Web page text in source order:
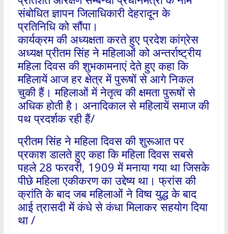
संबोधित ज्ञापन जिलाधिकारी देहरादून के
प्रतिनिधि को सौंपा।
कार्यक्रम की अध्यक्षता करते हुए प्रदेश कांग्रेस
अध्यक्ष प्रीतम सिंह ने महिलाओं को अन्तर्राष्ट्रीय
महिला दिवस की शुभकामनाएं देते हुए कहा कि
महिलायें आज हर क्षेत्र में पुरूषों से आगे निकल
चुकी हैं। महिलाओं में नेतृत्व की क्षमता पुरूषों से
अधिक होती है। अनादिकाल से महिलायें समाज की
पथ प्रदर्शक रही हैं/
प्रीतम सिंह ने महिला दिवस की शुरूआत पर
प्रकाश डालते हुए कहा कि महिला दिवस सबसे
पहले 28 फरवरी, 1909 में मनाया गया था जिसके
पीछे महिला एकीकरण का उद्देष्य था। फ्रांस की
क्रांति के बाद जब महिलाओं ने विष्व युद्ध के बाद
आई त्रासदी में कंधे से कंधा मिलाकर सहयोग दिया
था /